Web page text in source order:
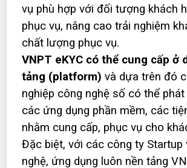
vụ phù hợp với đối tượng khách
phục vụ, nâng cao trải nghiệm
chất lượng phục vụ.
VNPT eKYC có thể cung cấp ở
tảng (platform) và dựa trên đó
nghiệp công nghệ số có thể
các ứng dụng phần mềm, các
nhằm cung cấp, phục vụ cho
Đặc biệt, với các công ty Startup
nghệ, ứng dụng luôn nền tảng